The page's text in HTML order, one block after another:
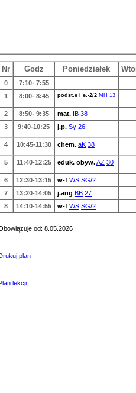
Nr Godz Poniedziałek
0
7:10- 7:55
1
8:00- 8:45 podst.e i e.-2/2 MH 13
2 8:50- 9:35 mat. IB 38
3
9:40-10:25 j.p. Sy 26
4 10:45-11:30 chem. aK 38
5 11:40-12:25 eduk. obyw.AZ 30
6 12:30-13:15 w-f WS SG/2
7
13:20-14:05 j.ang BB 27
8
14:10-14:55 w-f WS SG/2
od: 8.05.2026
plan
lekcji